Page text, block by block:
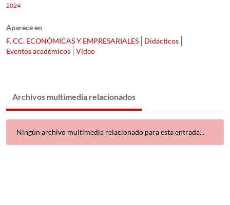
2024
Aparece en
F. CC. ECONÓMICAS Y EMPRESARIALES
Didácticos
Eventos académicos
Vídeo
Archivos multimedia relacionados
Ningún archivo multimedia relacionado para esta entrada...